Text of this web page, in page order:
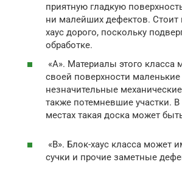
приятную гладкую
ни малейших дефектов.
хаус дорого, поскольку
обработке.
«А». Материалы этого класса
своей поверхности маленькие
незначительные
также потемневшие участки.
местах такая доска может
«В». Блок-хаус класса может
сучки и прочие заметные